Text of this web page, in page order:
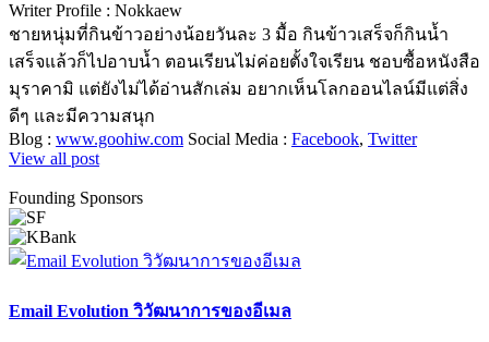
Writer Profile : Nokkaew
ชายหนุ่มที่กินข้าวอย่างน้อยวันละ 3 มื้อ กินข้าวเสร็จก็กินน้ำ
เสร็จแล้วก็ไปอาบน้ำ ตอนเรียนไม่ค่อยตั้งใจเรียน ชอบซื้อหนังสือ
มุราคามิ แต่ยังไม่ได้อ่านสักเล่ม อยากเห็นโลกออนไลน์มีแต่สิ่ง
ดีๆ และมีความสนุก
Blog : www.goohiw.com Social Media : Facebook, Twitter
View all post
Founding Sponsors
Email Evolution วิวัฒนาการของอีเมล